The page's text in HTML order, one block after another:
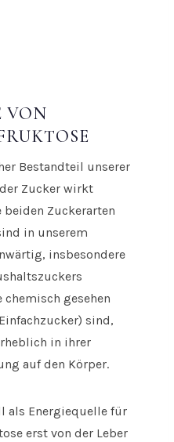
VON
Bestandteil unserer
Zucker wirkt
Zuckerarten
in unserem
insbesondere
chemisch gesehen
sind,
in ihrer
auf den Körper.
als Energiequelle für
erst von der Leber